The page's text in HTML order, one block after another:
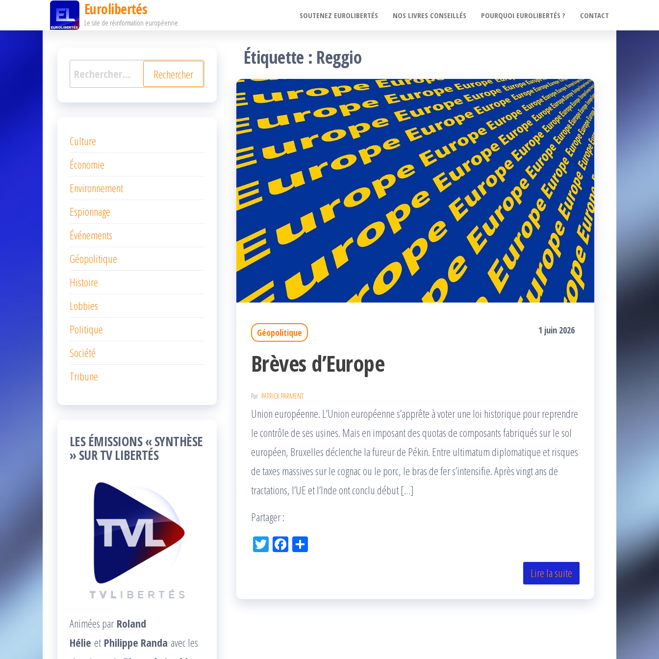
ce
Eurolibertés
Le site de réinformation européenne
SOUTENEZ EUROLIBERTÉS NOS LIVRES CONSEILLÉS POURQUOI EUROLIBERTÉS ? CONTACT
Étiquette : Reggio
Géopolitique 1 juin 2026
Brèves d’Europe
Par PATRICK PARMENT
Union européenne. L’Union européenne s’apprête à voter une loi historique pour reprendre
le contrôle de ses usines. Mais en imposant des quotas de composants fabriqués sur le sol
européen, Bruxelles déclenche la fureur de Pékin. Entre ultimatum diplomatique et risques
de taxes massives sur le cognac ou le porc, le bras de fer s’intensifie. Après vingt ans de
tractations, l’UE et l’Inde ont conclu début […]
Partager :
Tw Fac
Lire la suite
Rechercher :
Culture
Économie
Environnement
Espionnage
Événements
Géopolitique
Histoire
Lobbies
Politique
Société
Tribune
LES ÉMISSIONS « SYNTHÈSE
» SUR TV LIBERTÉS
Animées par Roland
Hélie et Philippe Randa avec les